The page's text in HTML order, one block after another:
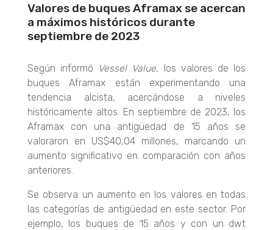
Valores de buques Aframax se acercan
a máximos históricos durante
septiembre de 2023
Según informó Vessel Value, los valores de los
buques Aframax están experimentando una
tendencia alcista, acercándose a niveles
históricamente altos. En septiembre de 2023, los
Aframax con una antigüedad de 15 años se
valoraron en US$40,04 millones, marcando un
aumento significativo en comparación con años
anteriores.
Se observa un aumento en los valores en todas
las categorías de antigüedad en este sector. Por
ejemplo, los buques de 15 años y con un dwt